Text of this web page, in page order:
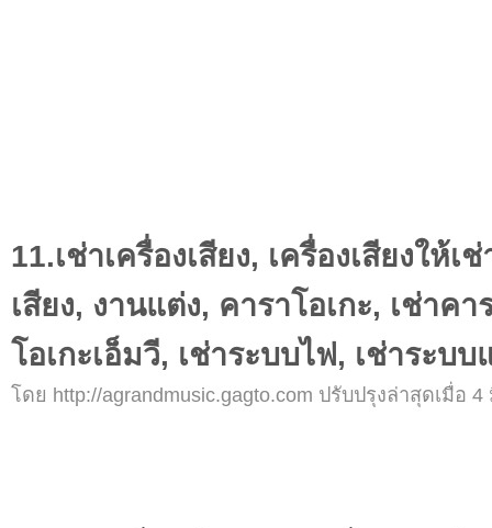
11.เช่าเครื่องเสียง, เครื่องเสียงให้เ
เสียง, งานแต่ง, คาราโอเกะ, เช่าคา
โอเกะเอ็มวี, เช่าระบบไฟ, เช่าระบบ
โดย http://agrandmusic.gagto.com ปรับปรุงล่าสุดเมื่อ 4